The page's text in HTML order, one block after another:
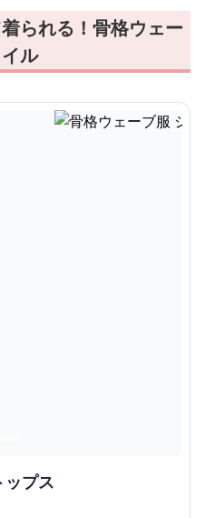
られる！骨格ウェー
ル
ップス